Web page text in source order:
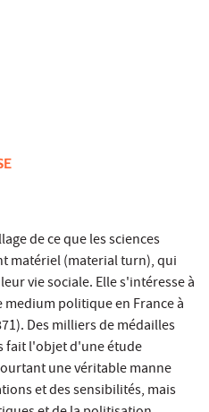
de ce que les sciences
matériel (material turn), qui
vie sociale. Elle s'intéresse à
politique en France à
Des milliers de médailles
fait l'objet d'une étude
une véritable manne
et des sensibilités, mais